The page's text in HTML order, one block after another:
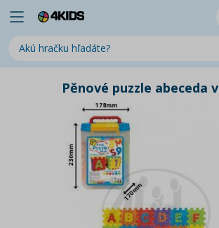
Pěnové puzzle abeceda